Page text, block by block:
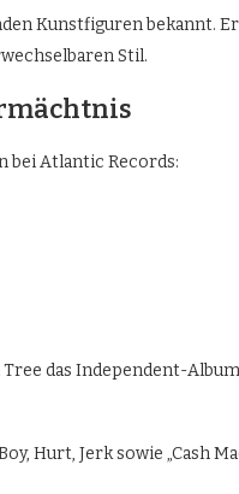
Kunstfiguren bekannt.
Stil.
bei Atlantic Records:
das Independent-Album
Hurt, Jerk sowie „Cash